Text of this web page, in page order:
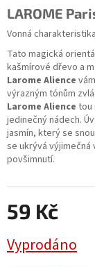
59 Kč
Vyprodáno
LAROME
Vonná
Tato magická
kašmírové dřevo a
Larome Alience
výrazným tónům
Larome Alience tou
jedinečný nádech.
jasmín, který se
se ukrývá
povšimnutí.